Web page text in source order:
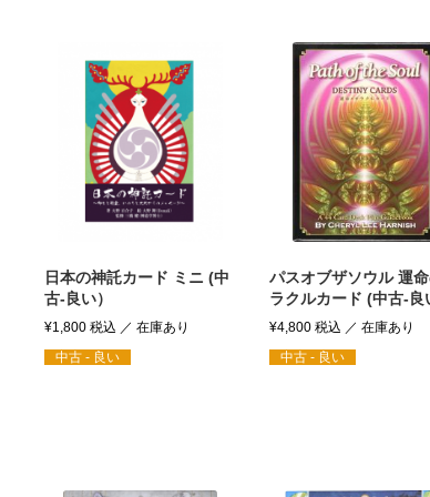
日本の神託カード ミニ (中
古-良い）
¥1,800税込
中古 - 良い
パスオブザソウル 運
ラクルカード (中古-良
¥4,800税込
中古 - 良い